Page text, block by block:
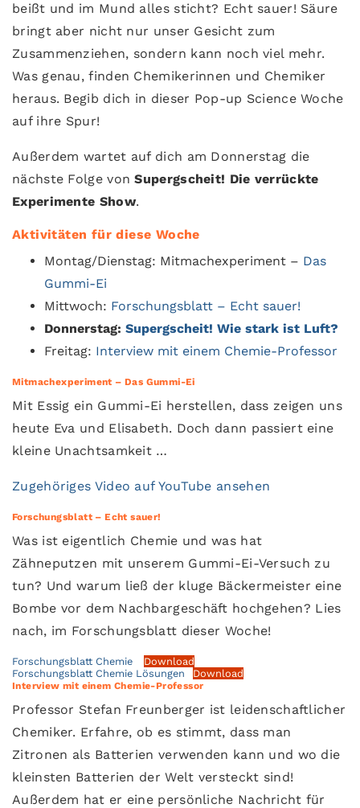
beißt und im Mund alles sticht? Echt sauer! Säure
bringt aber nicht nur unser Gesicht zum
Zusammenziehen, sondern kann noch viel mehr.
Was genau, finden Chemikerinnen und Chemiker
heraus. Begib dich in dieser Pop-up Science Woche
auf ihre Spur!
Außerdem wartet auf dich am Donnerstag die
nächste Folge vonSupergscheit! Die verrückte
Experimente Show.
Aktivitäten für diese Woche
Montag/Dienstag: Mitmachexperiment – Das
Gummi-Ei
Mittwoch: Forschungsblatt – Echt sauer!
Donnerstag: Supergscheit! Wie stark ist Luft?
Freitag: Interview mit einem Chemie-Professor
Mitmachexperiment – Das Gummi-Ei
Mit Essig ein Gummi-Ei herstellen, dass zeigen uns
heute Eva und Elisabeth. Doch dann passiert eine
kleine Unachtsamkeit …
Zugehöriges Video auf YouTube ansehen
Forschungsblatt – Echt sauer!
Was ist eigentlich Chemie und was hat
Zähneputzen mit unserem Gummi-Ei-Versuch zu
tun? Und warum ließ der kluge Bäckermeister eine
Bombe vor dem Nachbargeschäft hochgehen? Lies
nach, im Forschungsblatt dieser Woche!
Forschungsblatt Chemie
Download
Forschungsblatt Chemie Lösungen
Download
Interview mit einem Chemie-Professor
Professor Stefan Freunberger ist leidenschaftlicher
Chemiker. Erfahre, ob es stimmt, dass man
Zitronen als Batterien verwenden kann und wo die
kleinsten Batterien der Welt versteckt sind!
Außerdem hat er eine persönliche Nachricht für